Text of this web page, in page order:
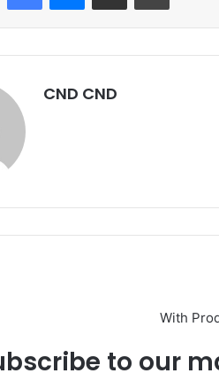
CND CND
With
to our